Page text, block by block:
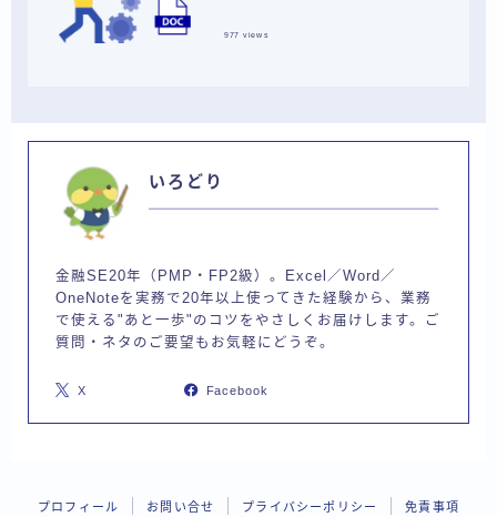
977 views
いろどり
金融SE20年（PMP・FP2級）。Excel／Word／
OneNoteを実務で20年以上使ってきた経験から、業務
で使える"あと一歩"のコツをやさしくお届けします。ご
質問・ネタのご要望もお気軽にどうぞ。
X Facebook
プロフィール お問い合せ プライバシーポリシー 免責事項